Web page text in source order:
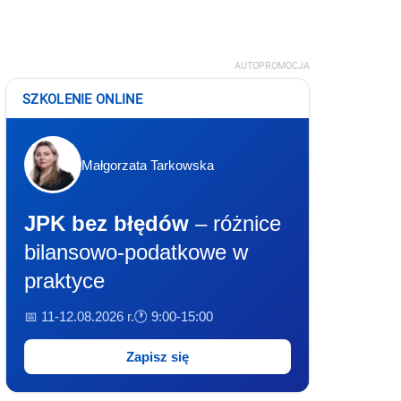
AUTOPROMOCJA
SZKOLENIE ONLINE
Małgorzata Tarkowska
JPK bez błędów – różnice
bilansowo-podatkowe w
praktyce
📅 11-12.08.2026 r.🕐 9:00-15:00
Zapisz się